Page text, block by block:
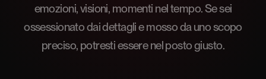
emozioni, visioni, momenti nel tempo. Se sei
ossessionato dai dettagli e mosso da uno scopo
preciso, potresti essere nel posto giusto.